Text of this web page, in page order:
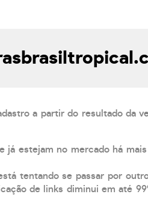
a partir do resultado da
já estejam no mercado há
tentando se passar por
de links diminui em até